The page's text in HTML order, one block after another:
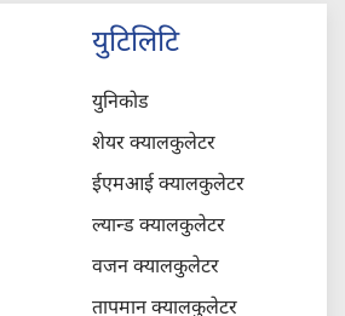
युटिलिटि
युनिकोड
शेयर क्यालकुलेटर
ईएमआई क्यालकुलेटर
ल्यान्ड क्यालकुलेटर
वजन क्यालकुलेटर
तापमान क्यालकुलेटर